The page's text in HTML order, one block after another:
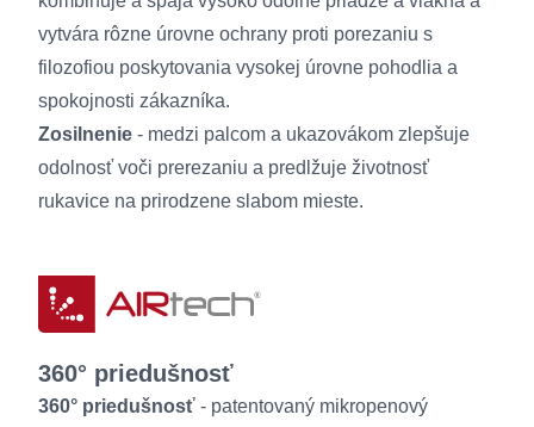
vytvára rôzne úrovne ochrany proti porezaniu s
filozofiou poskytovania vysokej úrovne pohodlia a
spokojnosti zákazníka.
Zosilnenie - medzi palcom a ukazovákom zlepšuje
odolnosť voči prerezaniu a predlžuje životnosť
rukavice na prirodzene slabom mieste.
360° priedušnosť
360° priedušnosť - patentovaný mikropenový